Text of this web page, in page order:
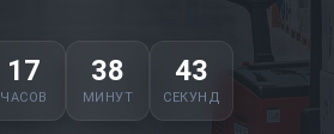
17
ЧАСОВ
38
МИНУТ
43
СЕКУНД